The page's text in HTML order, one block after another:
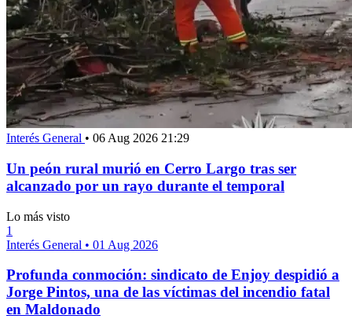
Interés General • 06 Aug 2026 21:29
Un peón rural murió en Cerro Largo tras ser
alcanzado por un rayo durante el temporal
Lo más visto
1
Interés General • 01 Aug 2026
Profunda conmoción: sindicato de Enjoy despidió a
Jorge Pintos, una de las víctimas del incendio fatal
en Maldonado